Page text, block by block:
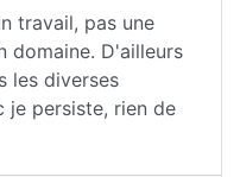
travail, pas une
domaine. D'ailleurs
les diverses
je persiste, rien de